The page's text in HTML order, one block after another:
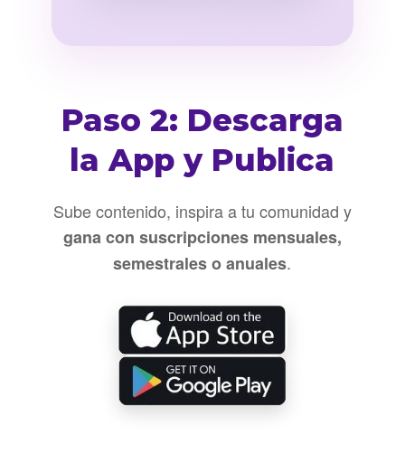
Paso 2: Descarga
la App y Publica
Sube contenido, inspira a tu comunidad y
gana con suscripciones mensuales,
semestrales o anuales.